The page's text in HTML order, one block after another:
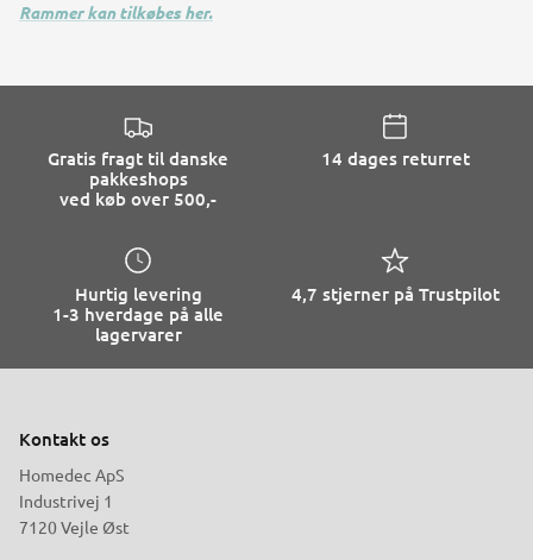
Rammer kan tilkøbes her.
Gratis fragt til danske
pakkeshops
ved køb over 500,-
14 dages returret
Hurtig levering
1-3 hverdage på alle
lagervarer
4,7 stjerner på Trustpilot
Kontakt os
Homedec ApS
Industrivej 1
7120 Vejle Øst